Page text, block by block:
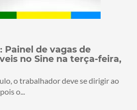
Painel de vagas de
no Sine na terça-feira,
o trabalhador deve se dirigir ao
o...